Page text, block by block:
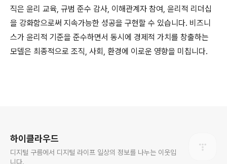
직은 윤리 교육, 규범 준수 감사, 이해관계자 참여, 윤리적 리더십
을 강화함으로써 지속가능한 성공을 구현할 수 있습니다. 비즈니
스가 윤리적 기준을 준수하면서 동시에 경제적 가치를 창출하는
모델은 최종적으로 조직, 사회, 환경에 이로운 영향을 미칩니다.
하이클라우드
디지털 구름에서 디지털 라이프 일상의 정보를 나누는 이웃입
니다.